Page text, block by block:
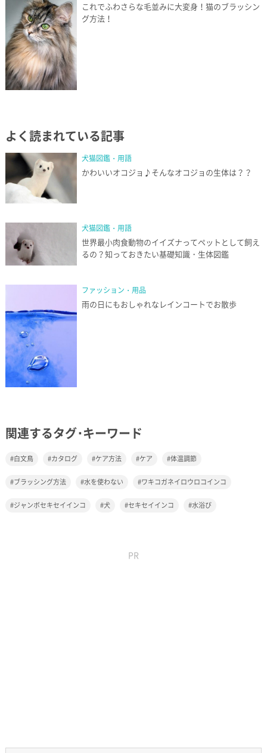
これでふわさらな毛並みに大変身！猫のブラッシン
グ方法！
よく読まれている記事
犬猫図鑑・用語
かわいいオコジョ♪そんなオコジョの生体は？？
犬猫図鑑・用語
世界最小肉食動物のイイズナってペットとして飼え
るの？知っておきたい基礎知識・生体図鑑
ファッション・用品
雨の日にもおしゃれなレインコートでお散歩
関連するタグ･キーワード
白文鳥 カタログ ケア方法 ケア 体温調節
ブラッシング方法 水を使わない ワキコガネイロウロコインコ
ジャンボセキセイインコ 犬 セキセイインコ 水浴び
PR